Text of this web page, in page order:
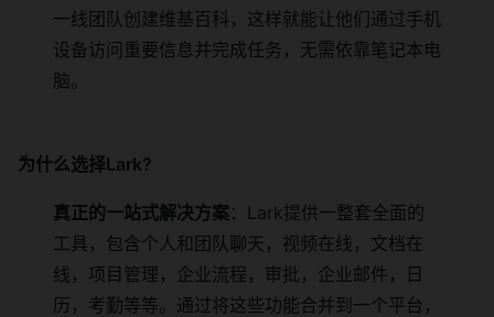
一线团队创建维基百科，这样就能让他们通过手机
设备访问重要信息并完成任务，无需依靠笔记本电
脑。
为什么选择Lark?
真正的一站式解决方案：Lark提供一整套全面的
工具，包含个人和团队聊天，视频在线，文档在
线，项目管理，企业流程，审批，企业邮件，日
历，考勤等等。通过将这些功能合并到一个平台，